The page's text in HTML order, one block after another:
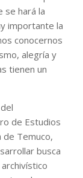
se hará la
importante la
conocernos
alegría y
tienen un
de Estudios
de Temuco,
busca